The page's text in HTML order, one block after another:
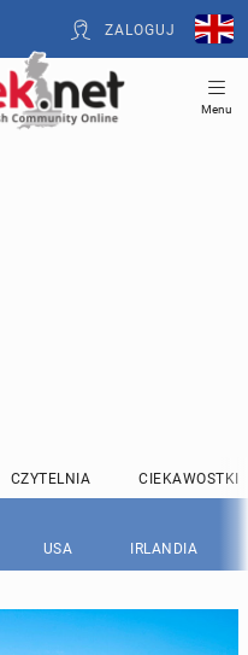
ZALOGUJ
Menu
CZYTELNIA CIEKAWOSTKI
USA IRLANDIA